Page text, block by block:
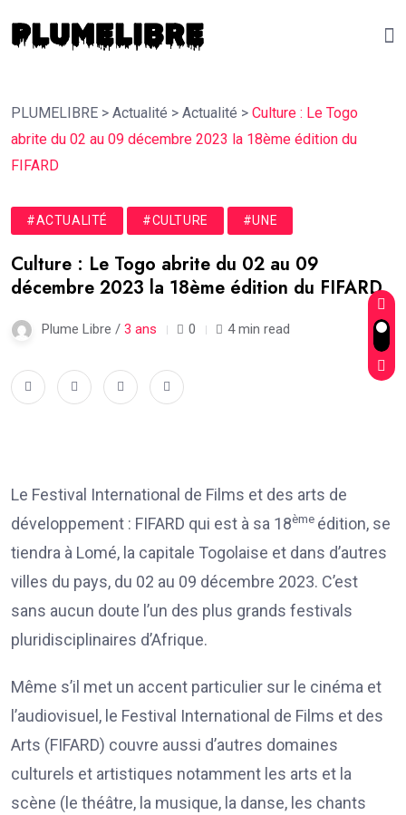
PLUMELIBRE > Actualité > Actualité > Culture : Le Togo
abrite du 02 au 09 décembre 2023 la 18ème édition du
FIFARD
#ACTUALITÉ #CULTURE #UNE
Culture : Le Togo abrite du 02 au 09
décembre 2023 la 18ème édition du FIFARD
Plume Libre / 3 ans 0 4 min read
Le Festival International de Films et des arts de
développement : FIFARD qui est à sa 18ème édition, se
tiendra à Lomé, la capitale Togolaise et dans d’autres
villes du pays, du 02 au 09 décembre 2023. C’est
sans aucun doute l’un des plus grands festivals
pluridisciplinaires d’Afrique.
Même s’il met un accent particulier sur le cinéma et
l’audiovisuel, le Festival International de Films et des
Arts (FIFARD) couvre aussi d’autres domaines
culturels et artistiques notamment les arts et la
scène (le théâtre, la musique, la danse, les chants